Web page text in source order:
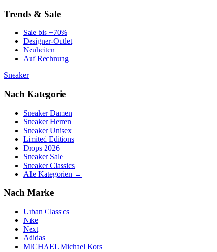
Trends & Sale
Sale bis −70%
Designer-Outlet
Neuheiten
Auf Rechnung
Sneaker
Nach Kategorie
Sneaker Damen
Sneaker Herren
Sneaker Unisex
Limited Editions
Drops 2026
Sneaker Sale
Sneaker Classics
Alle Kategorien →
Nach Marke
Urban Classics
Nike
Next
Adidas
MICHAEL Michael Kors